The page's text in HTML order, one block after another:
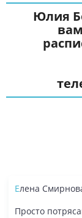
Юлия
Елена
Просто